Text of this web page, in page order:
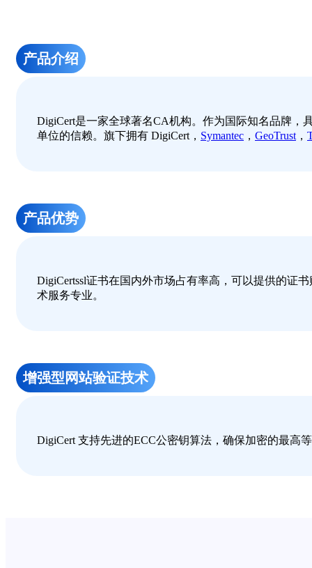
产品介绍
DigiCert是一家全球著名CA机构。作为国际知名品牌
单位的信赖。旗下拥有 DigiCert， Symantec ， GeoTrust ，
产品优势
DigiCertssl证书在国内外市场占有率高，可以提供的证
术服务专业。
增强型网站验证技术
DigiCert 支持先进的ECC公密钥算法，确保加密的最高